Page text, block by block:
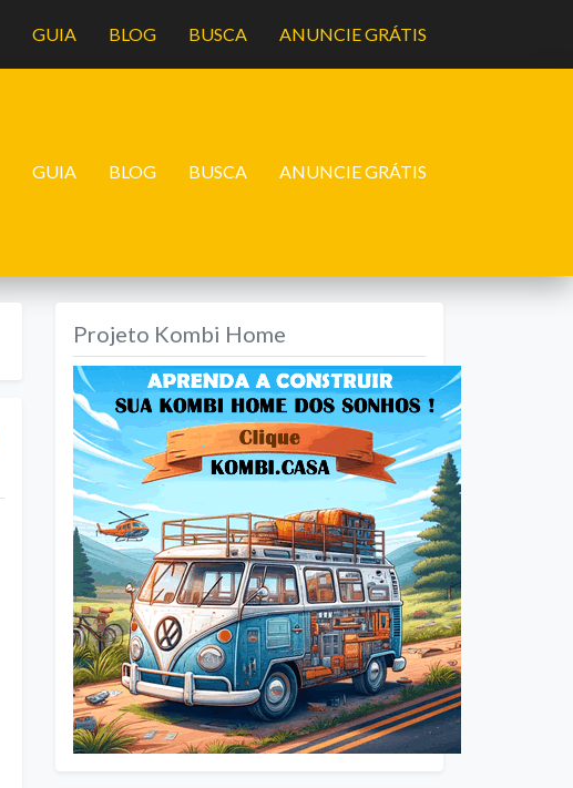
GUIA BLOG BUSCA ANUNCIE GRÁTIS
GUIA BLOG BUSCA ANUNCIE GRÁTIS
Projeto Kombi Home